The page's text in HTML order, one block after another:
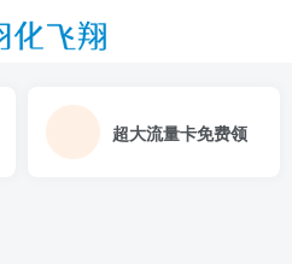
超大流量卡免费领